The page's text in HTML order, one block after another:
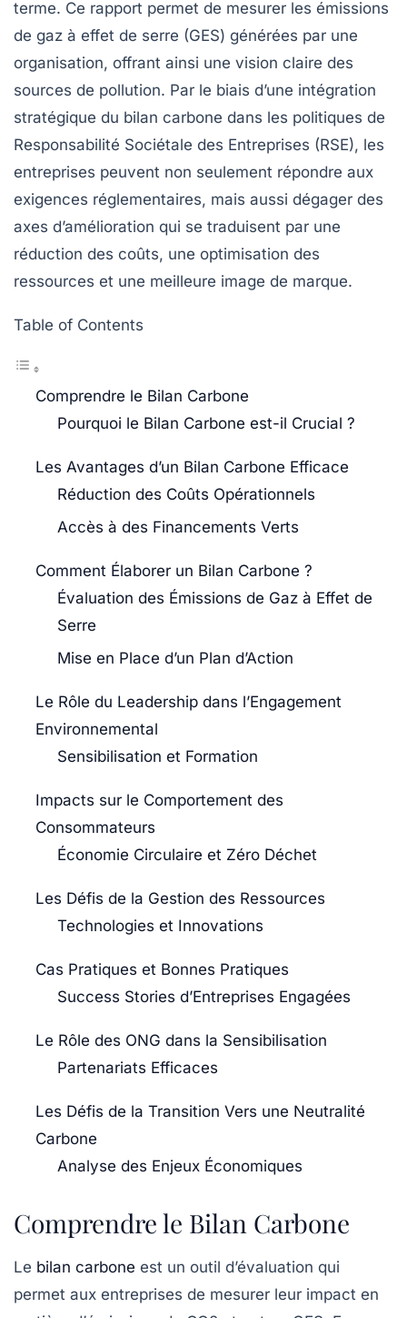
terme. Ce rapport permet de mesurer les émissions
de gaz à effet de serre (GES) générées par une
organisation, offrant ainsi une vision claire des
sources de pollution. Par le biais d’une intégration
stratégique du bilan carbone dans les politiques de
Responsabilité Sociétale des Entreprises (RSE), les
entreprises peuvent non seulement répondre aux
exigences réglementaires, mais aussi dégager des
axes d’amélioration qui se traduisent par une
réduction des coûts, une optimisation des
ressources et une meilleure image de marque.
Table of Contents
Comprendre le Bilan Carbone
Pourquoi le Bilan Carbone est-il Crucial ?
Les Avantages d’un Bilan Carbone Efficace
Réduction des Coûts Opérationnels
Accès à des Financements Verts
Comment Élaborer un Bilan Carbone ?
Évaluation des Émissions de Gaz à Effet de
Serre
Mise en Place d’un Plan d’Action
Le Rôle du Leadership dans l’Engagement
Environnemental
Sensibilisation et Formation
Impacts sur le Comportement des
Consommateurs
Économie Circulaire et Zéro Déchet
Les Défis de la Gestion des Ressources
Technologies et Innovations
Cas Pratiques et Bonnes Pratiques
Success Stories d’Entreprises Engagées
Le Rôle des ONG dans la Sensibilisation
Partenariats Efficaces
Les Défis de la Transition Vers une Neutralité
Carbone
Analyse des Enjeux Économiques
Comprendre le Bilan Carbone
Le bilan carbone est un outil d’évaluation qui
permet aux entreprises de mesurer leur impact en